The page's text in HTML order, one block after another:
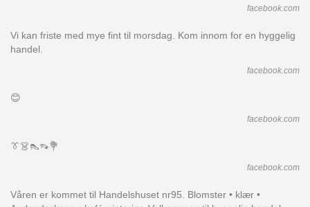
facebook.com
Vi kan friste med mye fint til morsdag. Kom innom for en hyggelig
handel.
facebook.com
😊
facebook.com
👔👗👠👡💐
facebook.com
Våren er kommet til Handelshuset nr95. Blomster • klær •